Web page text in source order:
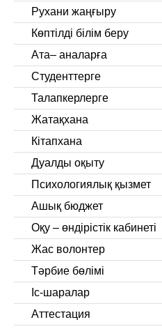
Рухани жаңғыру
Көптілді білім беру
Ата– аналарға
Студенттерге
Талапкерлерге
Жатақхана
Кітапхана
Дуалды оқыту
Психологиялық қызмет
Ашық бюджет
Оқу – өндірістік кабинеті
Жас волонтер
Тәрбие бөлімі
Іс-шаралар
Аттестация